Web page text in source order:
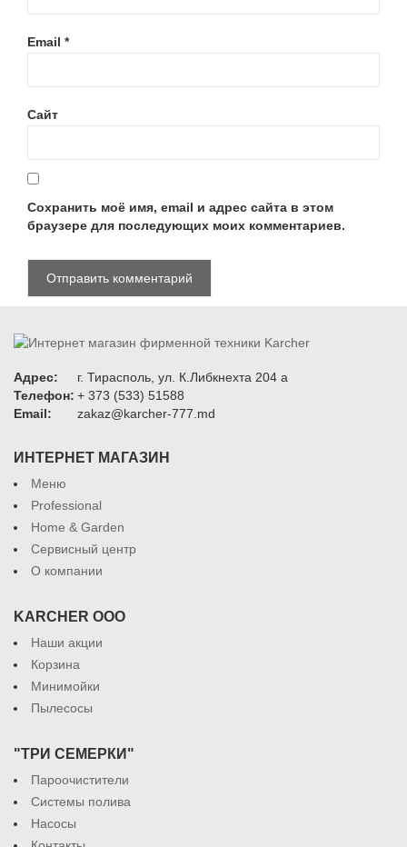
Email *
Сайт
Сохранить моё имя, email и адрес сайта в этом
браузере для последующих моих комментариев.
Адрес:
г. Тирасполь, ул. К.Либкнехта 204 а
Телефон: + 373 (533) 51588
Email:
zakaz@karcher-777.md
ИНТЕРНЕТ МАГАЗИН
Меню
Professional
Home & Garden
Сервисный центр
О компании
KARCHER ООО
Наши акции
Корзина
Минимойки
Пылесосы
"ТРИ СЕМЕРКИ"
Пароочистители
Системы полива
Насосы